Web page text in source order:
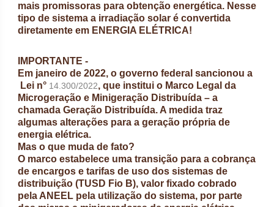
mais promissoras para obtenção energética. Nesse
tipo de sistema a irradiação solar é convertida
diretamente em ENERGIA ELÉTRICA!
IMPORTANTE -
Em janeiro de 2022, o governo federal sancionou a
Lei n° 14.300/2022, que institui o Marco Legal da
Microgeração e Minigeração Distribuída – a
chamada Geração Distribuída. A medida traz
algumas alterações para a geração própria de
energia elétrica.
Mas o que muda de fato?
O marco estabelece uma transição para a cobrança
de encargos e tarifas de uso dos sistemas de
distribuição (TUSD Fio B), valor fixado cobrado
pela ANEEL pela utilização do sistema, por parte